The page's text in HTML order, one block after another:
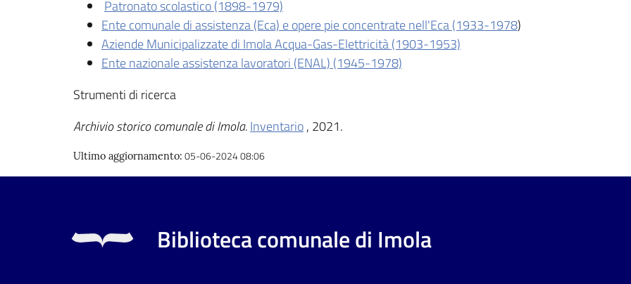
Patronato scolastico (1898-1979)
Ente comunale di assistenza (Eca) e opere pie concentrate nell'Eca (1933-1978)
Aziende Municipalizzate di Imola Acqua-Gas-Elettricità (1903-1953)
Ente nazionale assistenza lavoratori (ENAL) (1945-1978)
Strumenti di ricerca
Archivio storico comunale di Imola.Inventario, 2021.
Ultimo aggiornamento: 05-06-2024 08:06
Biblioteca comunale di Imola